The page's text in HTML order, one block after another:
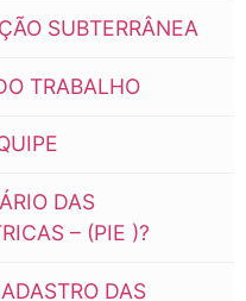
SUBTERRÂNEA
TRABALHO
DAS
– (PIE )?
DAS